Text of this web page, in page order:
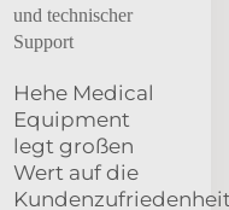
und technischer
Support
Hehe Medical
Equipment
legt großen
Wert auf die